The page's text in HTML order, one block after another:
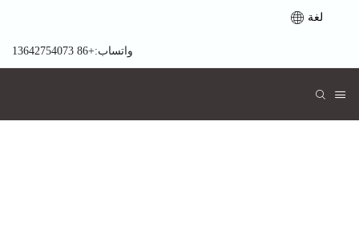
لغة
واتساب:+86 13642754073